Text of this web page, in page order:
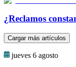
¿Reclamos
Cargar más artículos
jueves 6 agosto